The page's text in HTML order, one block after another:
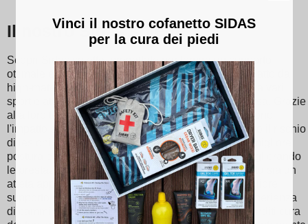
Il nostro Sidas solette
Scopri Sidas solette, progettate per fornire un supporto
ottimale e un comfort senza eguali ad ogni passo. Fatto da
high-materiali di qualità, i nostri plantari sono adatti a vari
sport e attività, che vanno dal tennis allo sci alla corsa. Grazie
alla loro tecnologia di assorbimento degli urti, riducono
l'impatto sulle articolazioni, riducendo così al minimo il rischio
di lesioni. Sidas le solette promuovono inoltre una migliore
postura e una distribuzione equilibrata del peso, migliorando
le prestazioni atletiche e il comfort quotidiano. Che tu sia un
atleta appassionato o semplicemente cerchi un migliore
supporto per il piede, scegli Sidas solette per un'esperienza
di camminata e sportiva ottimizzata. Con Sidas, prenditi cura
Vinci il nostro cofanetto SIDAS
per la cura dei piedi